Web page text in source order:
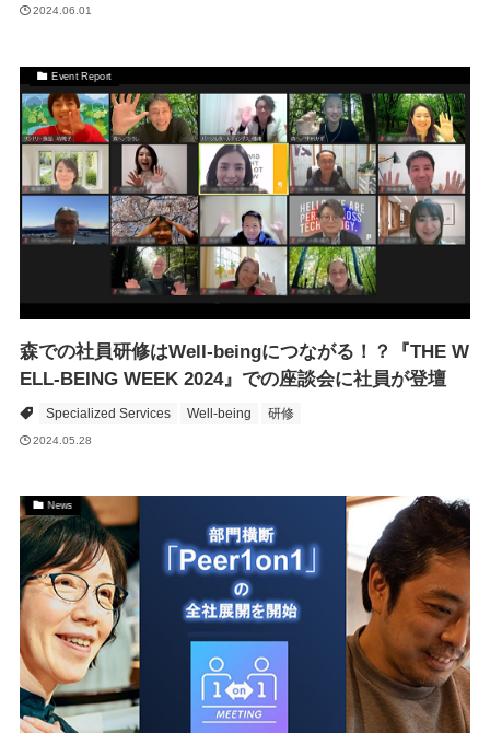
2024.06.01
Event Report
森での社員研修はWell-beingにつながる！？『THE W
ELL-BEING WEEK 2024』での座談会に社員が登壇
Specialized Services Well-being 研修
2024.05.28
News